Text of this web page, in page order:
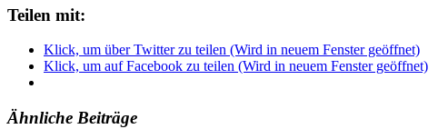
Teilen mit:
Klick, um über Twitter zu teilen (Wird in neuem Fenster geöffnet)
Klick, um auf Facebook zu teilen (Wird in neuem Fenster geöffnet)
Ähnliche Beiträge